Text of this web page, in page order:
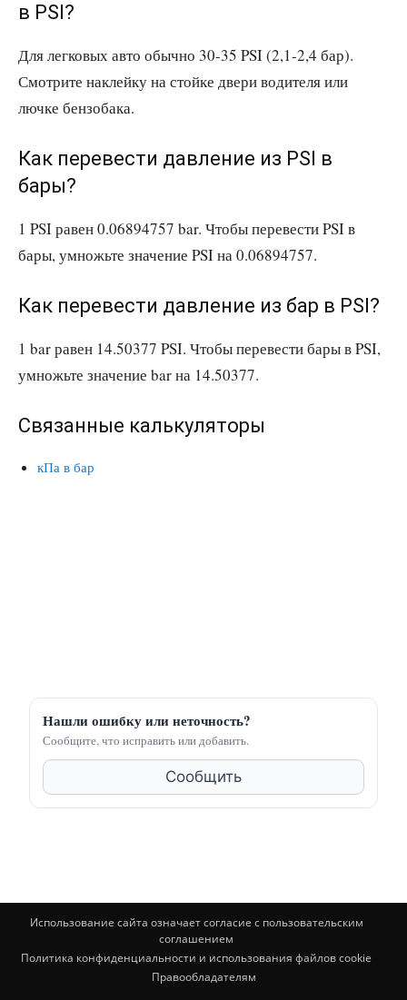
в PSI?
Для легковых авто обычно 30-35 PSI (2,1-2,4 бар).
Смотрите наклейку на стойке двери водителя или
лючке бензобака.
Как перевести давление из PSI в
бары?
1 PSI равен 0.06894757 bar. Чтобы перевести PSI в
бары, умножьте значение PSI на 0.06894757.
Как перевести давление из бар в PSI?
1 bar равен 14.50377 PSI. Чтобы перевести бары в PSI,
умножьте значение bar на 14.50377.
Связанные калькуляторы
кПа в бар
Нашли ошибку или неточность?
Сообщите, что исправить или добавить.
Сообщить
Использование сайта означает согласие с пользовательским
соглашением
Политика конфиденциальности и использования файлов cookie
Правообладателям